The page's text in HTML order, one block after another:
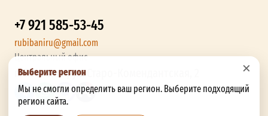
×
Выберите регион
Мы не смогли определить ваш регион. Выберите подходящий
регион сайта.
+7 921 585-53-45
rubibaniru@gmail.com
Центральный офис
г. Смоленск, ул. Старо-Комендантская, 2